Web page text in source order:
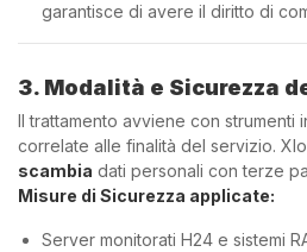
garantisce di avere il diritto di
3. Modalità e Sicurezza
Il trattamento avviene con strumenti
correlate alle finalità del servizio.
scambia dati personali con terze
Misure di Sicurezza applicate:
Server monitorati H24 e sistemi